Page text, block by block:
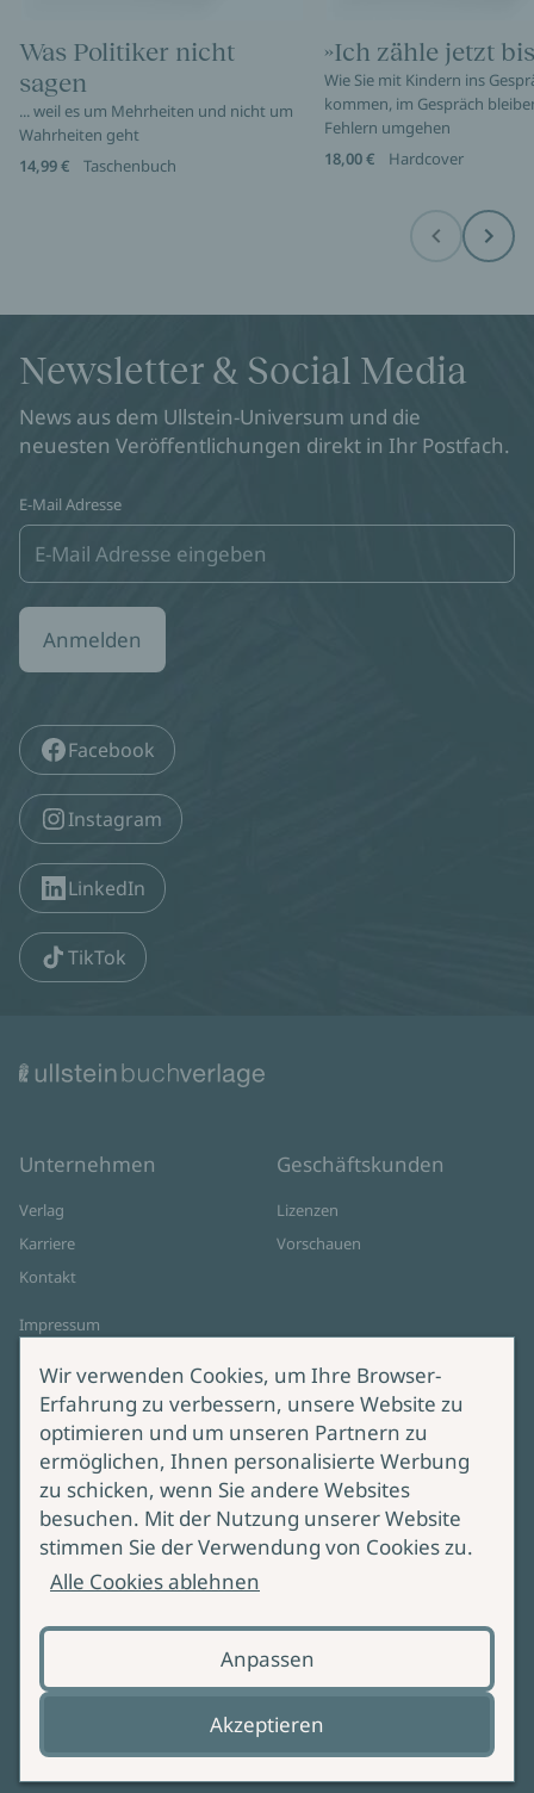
Was Politiker nicht
sagen
... weil es um Mehrheiten und nicht um
Wahrheiten geht
14,99 €
Taschenbuch
»Ich zähle jetzt
Wie Sie mit Kindern ins
kommen, im Gespräch
Fehlern umgehen
18,00 €
Hardcover
Before Next
Newsletter & Social Media
News aus dem Ullstein-Universum und die
neuesten Veröffentlichungen direkt in Ihr Postfach.
E-Mail Adresse
Anmelden
Facebook
Instagram
LinkedIn
TikTok
Unternehmen
Verlag
Karriere
Kontakt
Impressum
Cookie-Einstellungen
AGB Online Shop
Geschäftskunden
Lizenzen
Vorschauen
Service
Lieferung & Versand
Produktsicherheit
Bei Fragen zur Produktsicherheit
wenden Sie sich bitte an
Wir verwenden Cookies, um Ihre Browser-
Erfahrung zu verbessern, unsere Website zu
optimieren und um unseren Partnern zu
ermöglichen, Ihnen personalisierte Werbung
zu schicken, wenn Sie andere Websites
besuchen. Mit der Nutzung unserer Website
stimmen Sie der Verwendung von Cookies zu.
Alle Cookies ablehnen
Anpassen
Akzeptieren